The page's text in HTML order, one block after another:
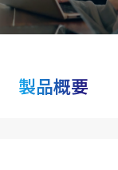
製品概要